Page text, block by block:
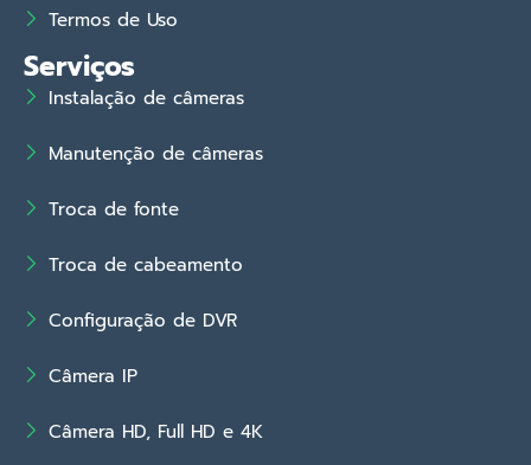
Termos de Uso
Serviços
Instalação de câmeras
Manutenção de câmeras
Troca de fonte
Troca de cabeamento
Configuração de DVR
Câmera IP
Câmera HD, Full HD e 4K